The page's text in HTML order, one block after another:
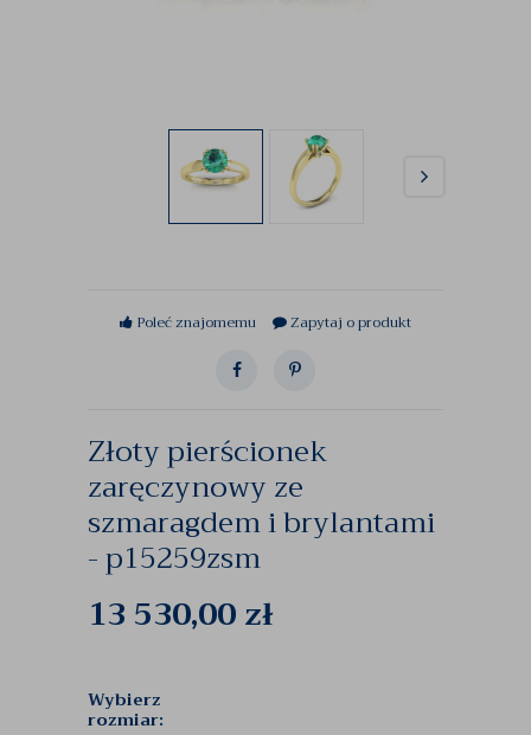
Poleć znajomemu Zapytaj o produkt
Złoty pierścionek
zaręczynowy ze
szmaragdem i brylantami
- p15259zsm
13 530,00zł
Wybierz
rozmiar: